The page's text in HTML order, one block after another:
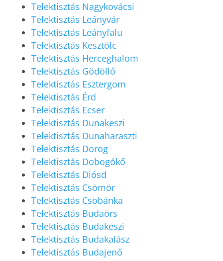
Telektisztás Nagykovácsi
Telektisztás Leányvár
Telektisztás Leányfalu
Telektisztás Kesztölc
Telektisztás Herceghalom
Telektisztás Gödöllő
Telektisztás Esztergom
Telektisztás Érd
Telektisztás Ecser
Telektisztás Dunakeszi
Telektisztás Dunaharaszti
Telektisztás Dorog
Telektisztás Dobogókő
Telektisztás Diósd
Telektisztás Csömör
Telektisztás Csobánka
Telektisztás Budaörs
Telektisztás Budakeszi
Telektisztás Budakalász
Telektisztás Budajenő